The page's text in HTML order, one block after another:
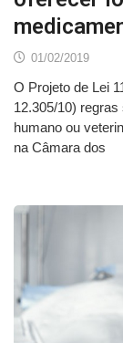
01/02/2019
O Projeto de Lei
12.305/10)
humano ou
na Câmara dos